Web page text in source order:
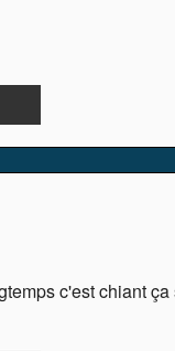
c'est chiant